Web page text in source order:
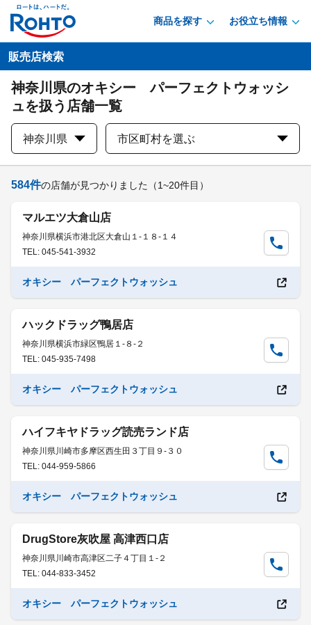
商品を探す お役立ち情報
販売店検索
神奈川県のオキシー パーフェクトウォッシ
ュを扱う店舗一覧
神奈川県 市区町村を選ぶ
584件の店舗が見つかりました （1~20件目）
マルエツ大倉山店
神奈川県横浜市港北区大倉山１-１８-１４
TEL: 045-541-3932
オキシー パーフェクトウォッシュ
ハックドラッグ鴨居店
神奈川県横浜市緑区鴨居１-８-２
TEL: 045-935-7498
オキシー パーフェクトウォッシュ
ハイフキヤドラッグ読売ランド店
神奈川県川崎市多摩区西生田３丁目９-３０
TEL: 044-959-5866
オキシー パーフェクトウォッシュ
DrugStore灰吹屋 高津西口店
神奈川県川崎市高津区二子４丁目１-２
TEL: 044-833-3452
オキシー パーフェクトウォッシュ